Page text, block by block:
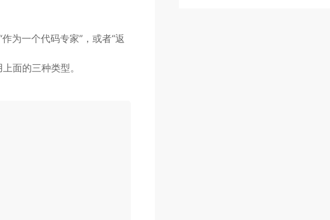
为一个代码专家”，或者“返
面的三种类型。